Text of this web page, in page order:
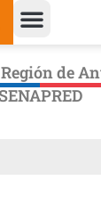
de
SENAPRED